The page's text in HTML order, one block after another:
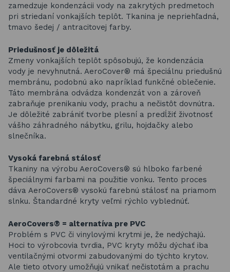
zamedzuje kondenzácii vody na zakrytých predmetoch
pri striedaní vonkajších teplôt. Tkanina je nepriehľadná,
tmavo šedej / antracitovej farby.
Priedušnosť je dôležitá
Zmeny vonkajších teplôt spôsobujú, že kondenzácia
vody je nevyhnutná. AeroCover® má špeciálnu priedušnú
membránu, podobnú ako napríklad funkčné oblečenie.
Táto membrána odvádza kondenzát von a zároveň
zabraňuje prenikaniu vody, prachu a nečistôt dovnútra.
Je dôležité zabrániť tvorbe plesní a predĺžiť životnosť
vášho záhradného nábytku, grilu, hojdačky alebo
slnečníka.
Vysoká farebná stálosť
Tkaniny na výrobu AeroCovers® sú hlboko farbené
špeciálnymi farbami na použitie vonku. Tento proces
dáva AeroCovers® vysokú farebnú stálosť na priamom
slnku. Štandardné kryty veľmi rýchlo vyblednúť.
AeroCovers® = alternatíva pre PVC
Problém s PVC či vinylovými krytmi je, že nedýchajú.
Hoci to výrobcovia tvrdia, PVC kryty môžu dýchať iba
ventilačnými otvormi zabudovanými do týchto krytov.
Ale tieto otvory umožňujú vnikať nečistotám a prachu